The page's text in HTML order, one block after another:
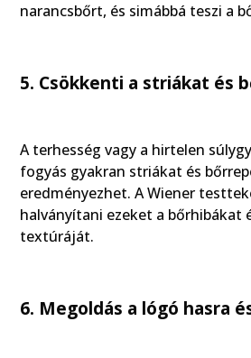
narancsbőrt, és simábbá teszi a
5. Csökkenti a striákat és
A terhesség vagy a hirtelen
fogyás gyakran striákat és
eredményezhet. A Wiener
halványítani ezeket a bőrhibákat
textúráját.
6. Megoldás a lógó hasra